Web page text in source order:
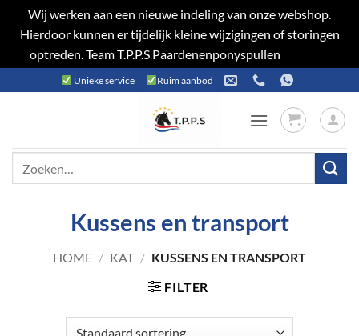
Wij werken aan een nieuwe indeling van onze webshop.
Hierdoor kunnen er tijdelijk kleine wijzigingen of storingen
optreden. Team T.P.P.S Paardenenponyspullen
naar
Unieke service Ruim aanbod
Kussens en transport
HOME / KAT / KUSSENS EN TRANSPORT
FILTER